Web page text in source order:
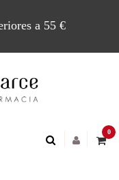
a 55 €
0